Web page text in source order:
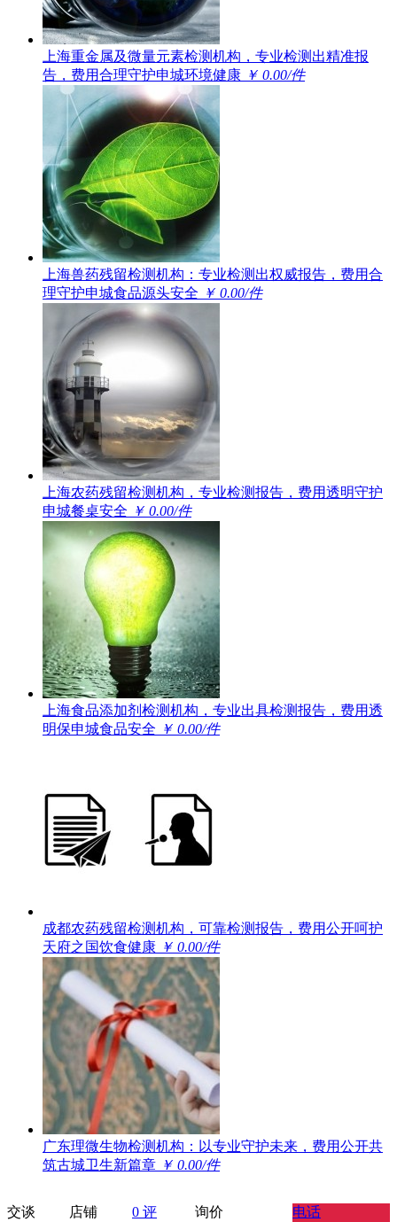
上海重金属及微量元素检测机构，专业检测出精准报
告，费用合理守护申城环境健康 ￥ 0.00/件
上海兽药残留检测机构：专业检测出权威报告，费用合
理守护申城食品源头安全 ￥ 0.00/件
上海农药残留检测机构，专业检测报告，费用透明守护
申城餐桌安全 ￥ 0.00/件
上海食品添加剂检测机构，专业出具检测报告，费用透
明保申城食品安全 ￥ 0.00/件
成都农药残留检测机构，可靠检测报告，费用公开呵护
天府之国饮食健康 ￥ 0.00/件
广东理微生物检测机构：以专业守护未来，费用公开共
筑古城卫生新篇章 ￥ 0.00/件
交谈 店铺 0 评 询价 电话